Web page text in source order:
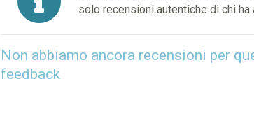
solo recensioni autentiche di chi
Non abbiamo ancora recensioni per
feedback